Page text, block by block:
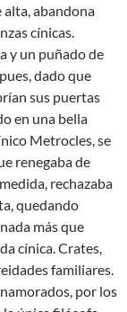
alta, abandona
cínicas.
y un puñado de
dado que
sus puertas
en una bella
Metrocles, se
renegaba de
rechazaba
quedando
más que
cínica. Crates,
familiares.
por los